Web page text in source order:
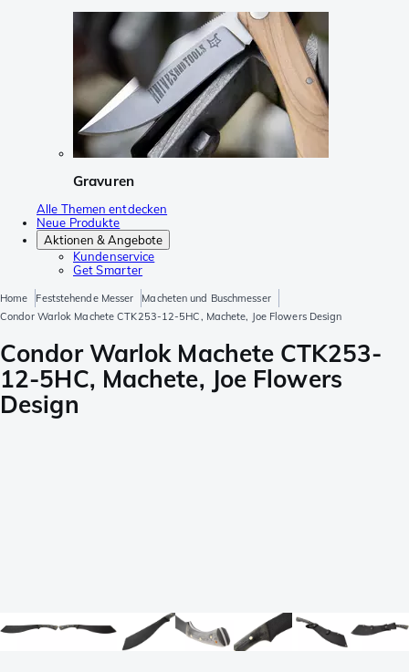
Gravuren
Alle Themen entdecken
Neue Produkte
Aktionen & Angebote
Kundenservice
Get Smarter
Home Feststehende Messer
Macheten und Buschmesser
Condor Warlok Machete CTK253-12-5HC, Machete, Joe Flowers Design
Condor Warlok Machete CTK253-
12-5HC, Machete, Joe Flowers
Design